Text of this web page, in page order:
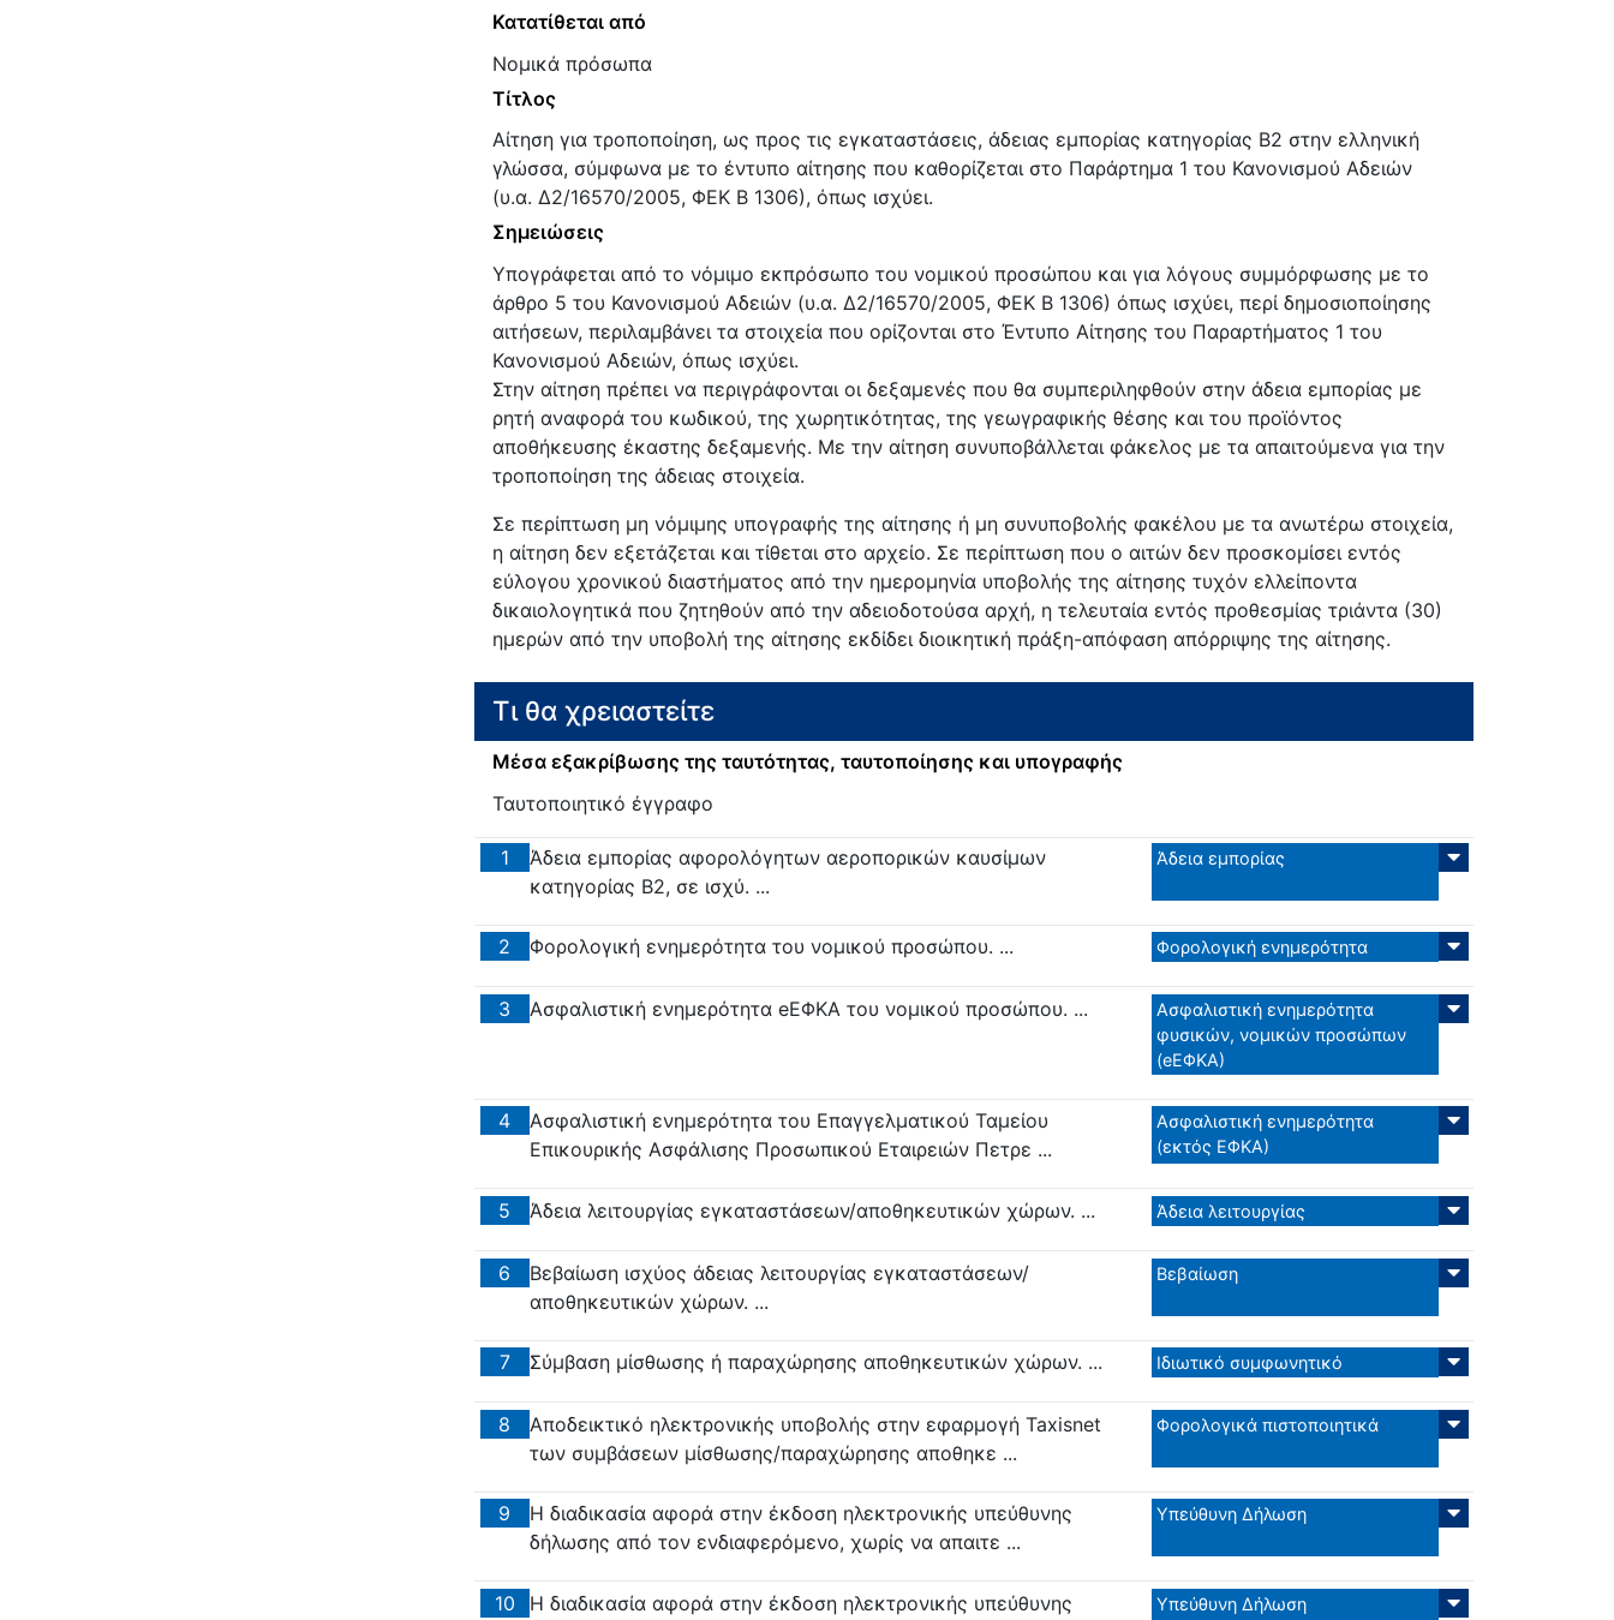
Κατατίθεται από
Νομικά πρόσωπα
Τίτλος
Αίτηση για τροποποίηση, ως προς τις εγκαταστάσεις, άδειας εμπορίας κατηγορίας Β2 στην ελληνική
γλώσσα, σύμφωνα με το έντυπο αίτησης που καθορίζεται στο Παράρτημα 1 του Κανονισμού Αδειών
(υ.α. Δ2/16570/2005, ΦΕΚ Β 1306), όπως ισχύει.
Σημειώσεις
Υπογράφεται από το νόμιμο εκπρόσωπο του νομικού προσώπου και για λόγους συμμόρφωσης με το
άρθρο 5 του Κανονισμού Αδειών (υ.α. Δ2/16570/2005, ΦΕΚ Β 1306) όπως ισχύει, περί δημοσιοποίησης
αιτήσεων, περιλαμβάνει τα στοιχεία που ορίζονται στο Έντυπο Αίτησης του Παραρτήματος 1 του
Κανονισμού Αδειών, όπως ισχύει.
Στην αίτηση πρέπει να περιγράφονται οι δεξαμενές που θα συμπεριληφθούν στην άδεια εμπορίας με
ρητή αναφορά του κωδικού, της χωρητικότητας, της γεωγραφικής θέσης και του προϊόντος
αποθήκευσης έκαστης δεξαμενής. Με την αίτηση συνυποβάλλεται φάκελος με τα απαιτούμενα για την
τροποποίηση της άδειας στοιχεία.
Σε περίπτωση μη νόμιμης υπογραφής της αίτησης ή μη συνυποβολής φακέλου με τα ανωτέρω στοιχεία,
η αίτηση δεν εξετάζεται και τίθεται στο αρχείο. Σε περίπτωση που ο αιτών δεν προσκομίσει εντός
εύλογου χρονικού διαστήματος από την ημερομηνία υποβολής της αίτησης τυχόν ελλείποντα
δικαιολογητικά που ζητηθούν από την αδειοδοτούσα αρχή, η τελευταία εντός προθεσμίας τριάντα (30)
ημερών από την υποβολή της αίτησης εκδίδει διοικητική πράξη-απόφαση απόρριψης της αίτησης.
Τι θα χρειαστείτε
Μέσα εξακρίβωσης της ταυτότητας, ταυτοποίησης και υπογραφής
Ταυτοποιητικό έγγραφο
1
Άδεια εμπορίας αφορολόγητων αεροπορικών καυσίμων
κατηγορίας Β2, σε ισχύ. ...
Άδεια εμπορίας
2 Φορολογική ενημερότητα του νομικού προσώπου. ... Φορολογική ενημερότητα
3 Ασφαλιστική ενημερότητα eΕΦΚΑ του νομικού προσώπου. ...
Ασφαλιστική ενημερότητα
φυσικών, νομικών προσώπων
(eΕΦΚΑ)
4
Ασφαλιστική ενημερότητα του Επαγγελματικού Ταμείου
Επικουρικής Ασφάλισης Προσωπικού Εταιρειών Πετρε ...
Ασφαλιστική ενημερότητα
(εκτός ΕΦΚΑ)
5 Άδεια λειτουργίας εγκαταστάσεων/αποθηκευτικών χώρων. ... Άδεια λειτουργίας
6
Βεβαίωση ισχύος άδειας λειτουργίας εγκαταστάσεων/
αποθηκευτικών χώρων. ...
Βεβαίωση
7 Σύμβαση μίσθωσης ή παραχώρησης αποθηκευτικών χώρων. ... Ιδιωτικό συμφωνητικό
8
Αποδεικτικό ηλεκτρονικής υποβολής στην εφαρμογή Taxisnet
των συμβάσεων μίσθωσης/παραχώρησης αποθηκε ...
Φορολογικά πιστοποιητικά
9
Η διαδικασία αφορά στην έκδοση ηλεκτρονικής υπεύθυνης
δήλωσης από τον ενδιαφερόμενο, χωρίς να απαιτε ...
Υπεύθυνη Δήλωση
10
Η διαδικασία αφορά στην έκδοση ηλεκτρονικής υπεύθυνης
Υπεύθυνη Δήλωση